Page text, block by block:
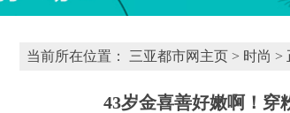
当前所在位置： 三亚都市网主页 > 时尚 >
43岁金喜善好嫩啊！穿